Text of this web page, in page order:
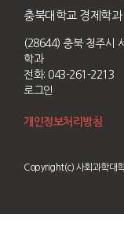
충북대학교 경제학과
(28644) 충북 청주시
학과
전화: 043-261-2213
로그인
개인정보처리방침
Copyright(c) 사회과학대